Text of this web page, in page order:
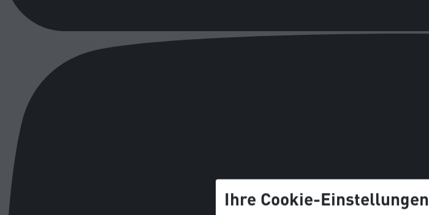
Ihre Cookie-Einstellungen